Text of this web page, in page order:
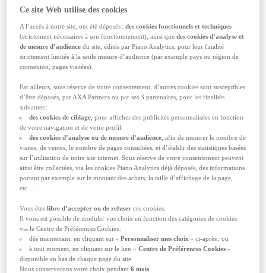
un imprévu qui oblige àannulerle voyage
ou àinterromprele séjour
unsouci de santéqui vous affecte ou l’un
de vos proches
unaccident
ou uneévacuationvers l’hôpital d’une
autre ville ou d’un pays voisin, plus adapté à
levol ou la perte de vos papiers
(passeport, carte d’identité) juste avant ou
pendant votre séjour
la perte ou le vol de votre argent et de vos
moyens de paiement
des soucis liés à vosbagages: perte, retard
de livraison ou dommages
L’assurance voyage AXA
vous couvre
financièrement et vous accompagne
efficacement avant, pendant et après votre
séjour en Martinique
Le saviez-vous ? 3% des adultes tombent
Ce site Web utilise des cookies
A l’accès à notre site, ont été déposés :des cookies fonctionnels et techniques
(strictement nécessaires à son fonctionnement), ainsi quedes cookies d’analyse et
de mesure d’audience du site, édités par Piano Analytics, pour leur finalité
strictement limitée à la seule mesure d’audience (par exemple pays ou région de
connexion, pages visitées).
Par ailleurs, sous réserve de votre consentement, d’autres cookies sont susceptibles
d’être déposés, par AXA Partners ou par ses 3 partenaires, pour les finalités
suivantes :
des cookies de ciblage, pour afficher des publicités personnalisées en fonction
de votre navigation et de votre profil.
des cookies d’analyse ou de mesure d’audience, afin de mesurer le nombre de
visites, de ventes, le nombre de pages consultées, et d’établir des statistiques basées
sur l’utilisation de notre site internet. Sous réserve de votre consentement peuvent
ainsi être collectées, via les cookies Piano Analytics déjà déposés, des informations
portant par exemple sur le montant des achats, la taille d’affichage de la page,
etc….
Vous êteslibre d’accepter ou de refuser ces cookies.
Il vous est possible de moduler vos choix en fonction des catégories de cookies
via le Centre de Préférences Cookies :
dès maintenant, en cliquant sur « Personnaliser mes choix » ci-après ; ou
à tout moment, en cliquant sur le lien « Centre de Préférences Cookies»
disponible en bas de chaque page du site.
Nous conserverons votre choix pendant6 mois